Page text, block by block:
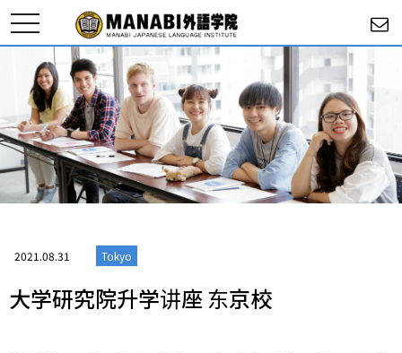
toggle
navigation
2021.08.31 Tokyo
大学研究院升学讲座 东京校